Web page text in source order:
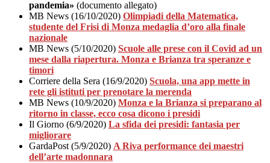
pandemia» (documento allegato)
MB News (16/10/2020) Olimpiadi della Matematica,
studente del Frisi di Monza medaglia d’oro alla finale
nazionale
MB News (5/10/2020) Scuole alle prese con il Covid ad un
mese dalla riapertura. Monza e Brianza tra speranze e
timori
Corriere della Sera (16/9/2020) Scuola, una app mette in
rete gli istituti per prenotare la merenda
MB News (10/9/2020) Monza e la Brianza si preparano al
ritorno in classe, ecco cosa dicono i presidi
Il Giorno (6/9/2020) La sfida dei presidi: fantasia per
migliorare
GardaPost (5/9/2020) A Riva performance dei maestri
dell’arte madonnara